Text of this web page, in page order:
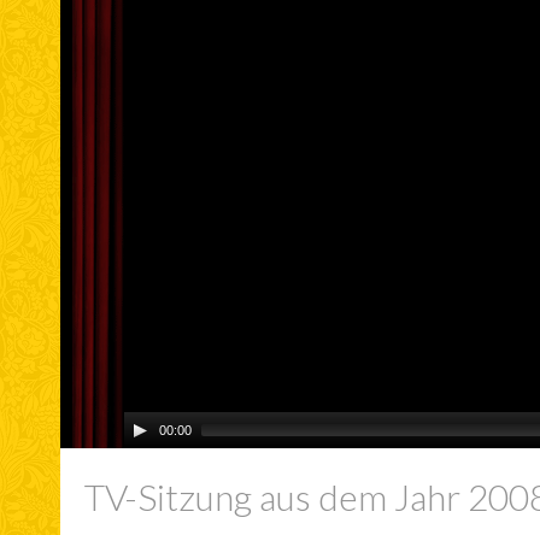
00:00
TV-Sitzung aus dem Jahr